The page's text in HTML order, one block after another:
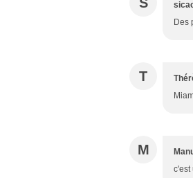
Des
T
M
c'est